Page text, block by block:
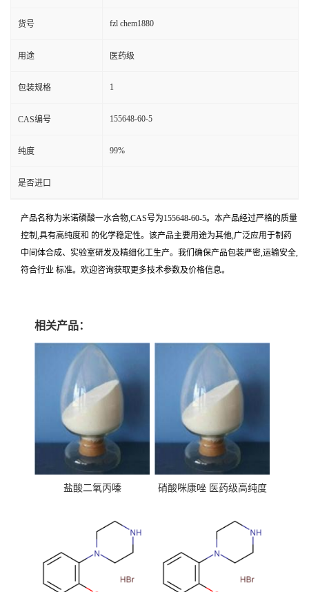
货号 fzl chem1880
用途 医药级
包装规格 1
CAS编号 155648-60-5
纯度 99%
是否进口
产品名称为米诺磷酸一水合物,CAS号为155648-60-5。本产品经过严格的质量
控制,具有高纯度和 的化学稳定性。该产品主要用途为其他,广泛应用于制药
中间体合成、实验室研发及精细化工生产。我们确保产品包装严密,运输安全,
符合行业 标准。欢迎咨询获取更多技术参数及价格信息。
相关产品：
盐酸二氧丙嗪
硝酸咪康唑 医药级高纯度